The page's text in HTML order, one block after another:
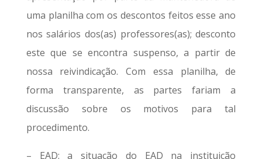
uma planilha com os descontos feitos esse ano
nos salários dos(as) professores(as); desconto
este que se encontra suspenso, a partir de
nossa reivindicação. Com essa planilha, de
forma transparente, as partes fariam a
discussão sobre os motivos para tal
procedimento.
– EAD: a situação do EAD na instituição